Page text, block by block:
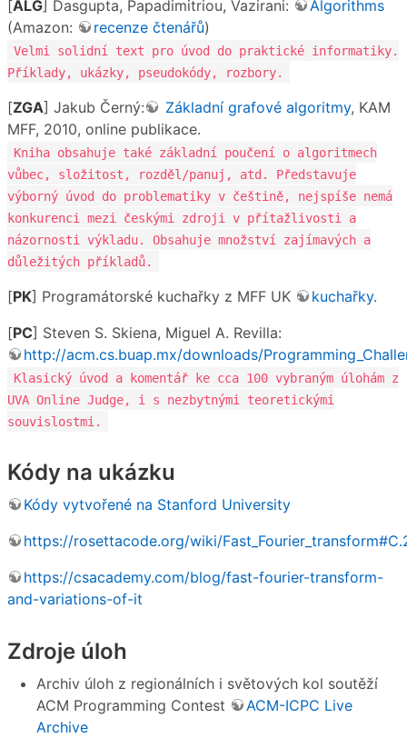
[ALG] Dasgupta, Papadimitriou, Vazirani:
Algorithms
(Amazon:
recenze čtenářů)
Velmi solidní text pro úvod do praktické informatiky.
Příklady, ukázky, pseudokódy, rozbory.
[ZGA] Jakub Černý: Základní grafové algoritmy, KAM
MFF, 2010, online publikace.
Kniha obsahuje také základní poučení o algoritmech
vůbec, složitost, rozděl/panuj, atd. Představuje
výborný úvod do problematiky v češtině, nejspíše nemá
konkurenci mezi českými zdroji v přítažlivosti a
názornosti výkladu. Obsahuje množství zajímavých a
důležitých příkladů.
[PK] Programátorské kuchařky z MFF UK
kuchařky.
[PC] Steven S. Skiena, Miguel A. Revilla:
http://acm.cs.buap.mx/downloads/
Klasický úvod a komentář ke cca 100 vybraným úlohám z
UVA Online Judge, i s nezbytnými teoretickými
souvislostmi.
Kódy na ukázku
Kódy vytvořené na Stanford University
https://rosettacode.org/wiki/
https://csacademy.com/blog/fast-fourier-transform-
and-variations-of-it
Zdroje úloh
Archiv úloh z regionálních i světových kol soutěží
ACM Programming Contest
ACM-ICPC Live
Archive